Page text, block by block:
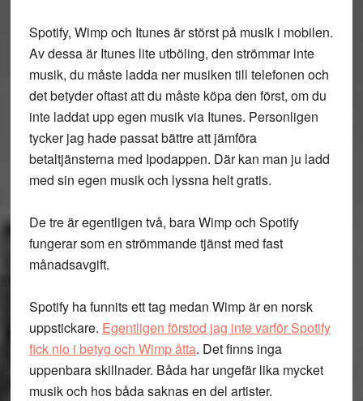
Spotify, Wimp och Itunes är störst på musik i mobilen.
Av dessa är Itunes lite utböling, den strömmar inte
musik, du måste ladda ner musiken till telefonen och
det betyder oftast att du måste köpa den först, om du
inte laddat upp egen musik via Itunes. Personligen
tycker jag hade passat bättre att jämföra
betaltjänsterna med Ipodappen. Där kan man ju ladd
med sin egen musik och lyssna helt gratis.
De tre är egentligen två, bara Wimp och Spotify
fungerar som en strömmande tjänst med fast
månadsavgift.
Spotify ha funnits ett tag medan Wimp är en norsk
uppstickare. Egentligen förstod jag inte varför Spotify
fick nio i betyg och Wimp åtta. Det finns inga
uppenbara skillnader. Båda har ungefär lika mycket
musik och hos båda saknas en del artister.